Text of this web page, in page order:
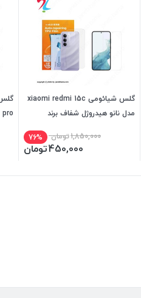
گلس شیائومی xiaomi redmi 15c
مدل نانو هیدروژل شفاف برند
1,850,000تومان 76%
450,000تومان